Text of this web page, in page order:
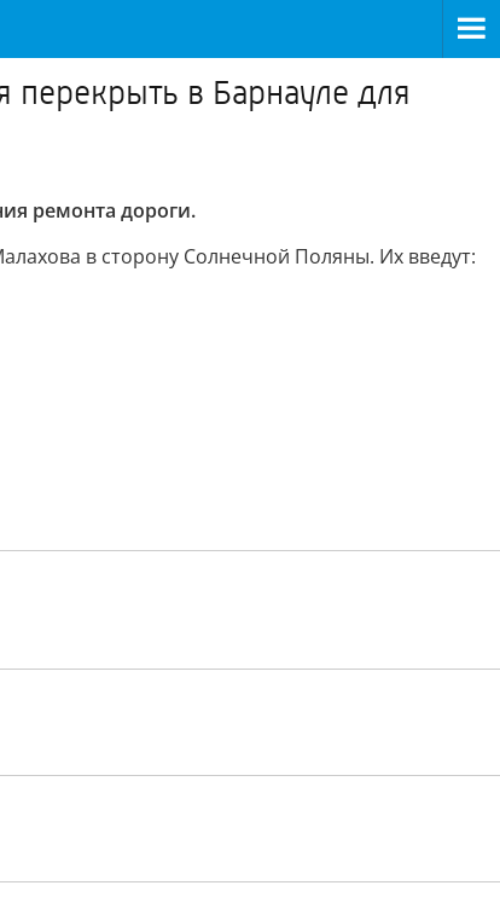
перекрыть в Барнауле для
ремонта дороги.
в сторону Солнечной Поляны. Их введут: